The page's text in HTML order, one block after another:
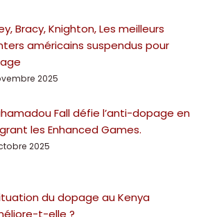
Bracy, Knighton, Les meilleurs
américains suspendus pour
2025
Fall défie l’anti-dopage en
les Enhanced Games.
2025
du dopage au Kenya
t-elle ?